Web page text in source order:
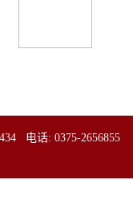
电话: 0375-2656855